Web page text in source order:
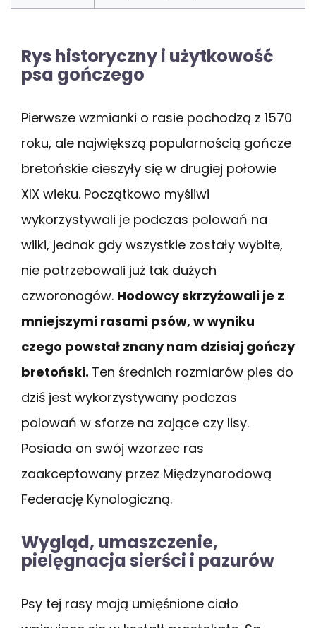
Rys historyczny i użytkowość
psa gończego
Pierwsze wzmianki o rasie pochodzą z 1570
roku, ale największą popularnością gończe
bretońskie cieszyły się w drugiej połowie
XIX wieku. Początkowo myśliwi
wykorzystywali je podczas polowań na
wilki, jednak gdy wszystkie zostały wybite,
nie potrzebowali już tak dużych
czworonogów. Hodowcy skrzyżowali je z
mniejszymi rasami psów, w wyniku
czego powstał znany nam dzisiaj gończy
bretoński. Ten średnich rozmiarów pies do
dziś jest wykorzystywany podczas
polowań w sforze na zające czy lisy.
Posiada on swój wzorzec ras
zaakceptowany przez Międzynarodową
Federację Kynologiczną.
Wygląd, umaszczenie,
pielęgnacja sierści i pazurów
Psy tej rasy mają umięśnione ciało